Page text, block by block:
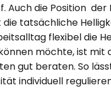
Auch die Position der
die tatsächliche
flexibel die
möchte, ist mit
gut beraten. So
individuell